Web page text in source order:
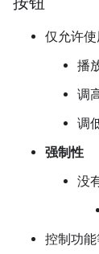
仅允许
播
调
调
强制性
没
控制功